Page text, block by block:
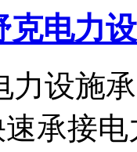
克电力
力设施
承接